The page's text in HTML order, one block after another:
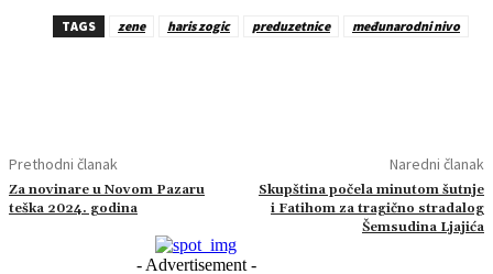
TAGS zene haris zogic preduzetnice međunarodni nivo
Prethodni članak
Za novinare u Novom Pazaru
teška 2024. godina
Naredni članak
Skupština počela minutom šutnje
i Fatihom za tragično stradalog
Šemsudina Ljajića
- Advertisement -